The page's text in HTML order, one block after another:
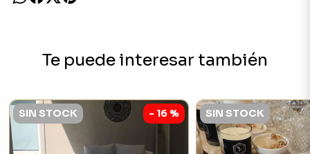
Te puede interesar también
SIN STOCK - 16 % SIN STOCK